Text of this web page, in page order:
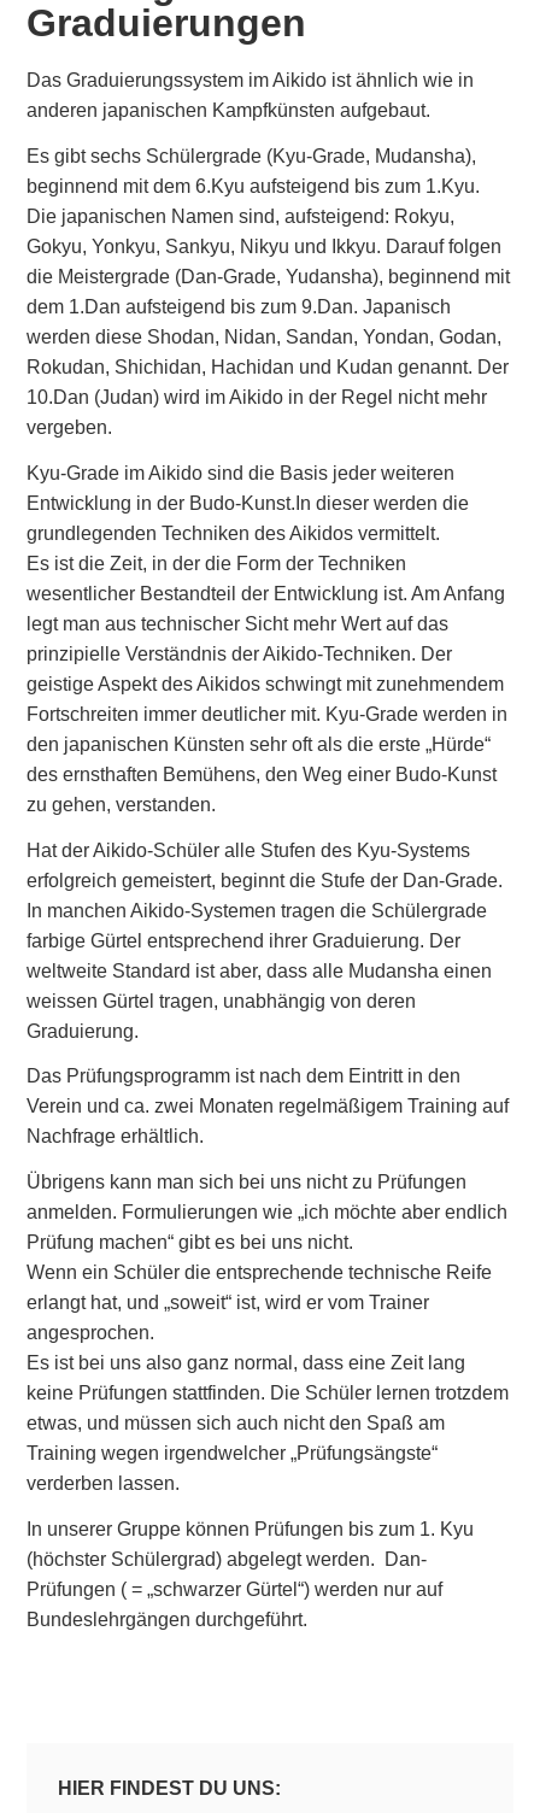
Graduierungen
Das Graduierungssystem im Aikido ist ähnlich wie in
anderen japanischen Kampfkünsten aufgebaut.
Es gibt sechs Schülergrade (Kyu-Grade, Mudansha),
beginnend mit dem 6.Kyu aufsteigend bis zum 1.Kyu.
Die japanischen Namen sind, aufsteigend: Rokyu,
Gokyu, Yonkyu, Sankyu, Nikyu und Ikkyu. Darauf folgen
die Meistergrade (Dan-Grade, Yudansha), beginnend mit
dem 1.Dan aufsteigend bis zum 9.Dan. Japanisch
werden diese Shodan, Nidan, Sandan, Yondan, Godan,
Rokudan, Shichidan, Hachidan und Kudan genannt. Der
10.Dan (Judan) wird im Aikido in der Regel nicht mehr
vergeben.
Kyu-Grade im Aikido sind die Basis jeder weiteren
Entwicklung in der Budo-Kunst.In dieser werden die
grundlegenden Techniken des Aikidos vermittelt.
Es ist die Zeit, in der die Form der Techniken
wesentlicher Bestandteil der Entwicklung ist. Am Anfang
legt man aus technischer Sicht mehr Wert auf das
prinzipielle Verständnis der Aikido-Techniken. Der
geistige Aspekt des Aikidos schwingt mit zunehmendem
Fortschreiten immer deutlicher mit. Kyu-Grade werden in
den japanischen Künsten sehr oft als die erste „Hürde“
des ernsthaften Bemühens, den Weg einer Budo-Kunst
zu gehen, verstanden.
Hat der Aikido-Schüler alle Stufen des Kyu-Systems
erfolgreich gemeistert, beginnt die Stufe der Dan-Grade.
In manchen Aikido-Systemen tragen die Schülergrade
farbige Gürtel entsprechend ihrer Graduierung. Der
weltweite Standard ist aber, dass alle Mudansha einen
weissen Gürtel tragen, unabhängig von deren
Graduierung.
Das Prüfungsprogramm ist nach dem Eintritt in den
Verein und ca. zwei Monaten regelmäßigem Training auf
Nachfrage erhältlich.
Übrigens kann man sich bei uns nicht zu Prüfungen
anmelden. Formulierungen wie „ich möchte aber endlich
Prüfung machen“ gibt es bei uns nicht.
Wenn ein Schüler die entsprechende technische Reife
erlangt hat, und „soweit“ ist, wird er vom Trainer
angesprochen.
Es ist bei uns also ganz normal, dass eine Zeit lang
keine Prüfungen stattfinden. Die Schüler lernen trotzdem
etwas, und müssen sich auch nicht den Spaß am
Training wegen irgendwelcher „Prüfungsängste“
verderben lassen.
In unserer Gruppe können Prüfungen bis zum 1. Kyu
(höchster Schülergrad) abgelegt werden. Dan-
Prüfungen ( = „schwarzer Gürtel“) werden nur auf
Bundeslehrgängen durchgeführt.
HIER FINDEST DU UNS: